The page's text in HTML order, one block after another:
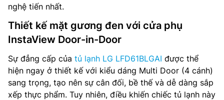
nghệ tiến nhất.
Thiết kế mặt gương đen với cửa phụ
InstaView Door-in-Door
Sự đẳng cấp của tủ lạnh LG LFD61BLGAI được thể
hiện ngay ở thiết kế với kiểu dáng Multi Door (4 cánh)
sang trọng, tạo nên sự cân đối, bề thế và dễ dàng sắp
xếp thực phẩm. Tuy nhiên, điều khiến chiếc tủ lạnh này